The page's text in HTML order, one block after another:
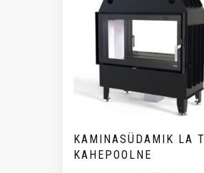
KAMINASÜDAMIK LA T
KAHEPOOLNE